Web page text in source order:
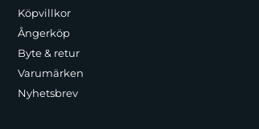
Köpvillkor
Ångerköp
Byte & retur
Varumärken
Nyhetsbrev